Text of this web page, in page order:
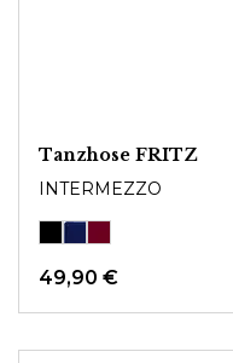
Tanzhose FRITZ
INTERMEZZO
49,90 €